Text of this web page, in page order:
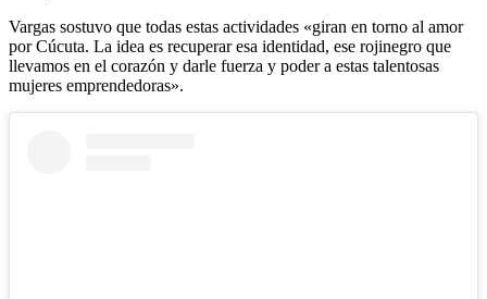
Vargas sostuvo que todas estas actividades «giran en torno al amor
por Cúcuta. La idea es recuperar esa identidad, ese rojinegro que
llevamos en el corazón y darle fuerza y poder a estas talentosas
mujeres emprendedoras».